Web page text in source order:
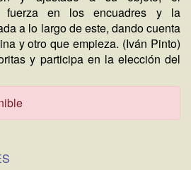
fuerza en los encuadres y la
a lo largo de este, dando cuenta
y otro que empieza. (Iván Pinto)
y participa en la elección del